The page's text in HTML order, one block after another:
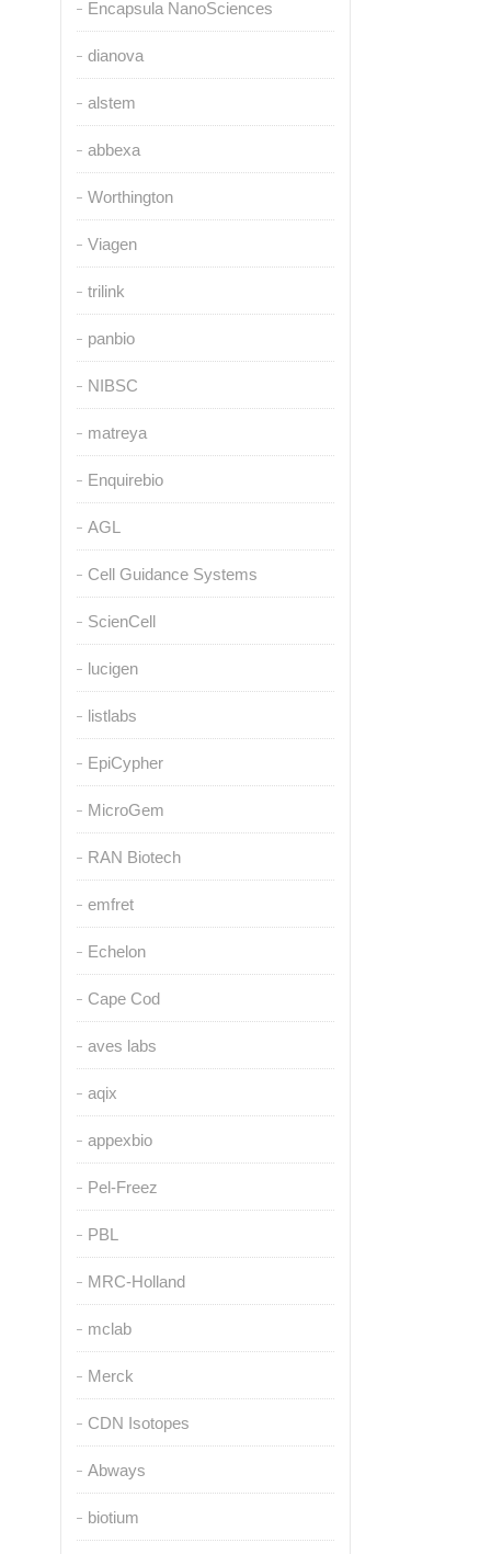
Encapsula NanoSciences
dianova
alstem
abbexa
Worthington
Viagen
trilink
panbio
NIBSC
matreya
Enquirebio
AGL
Cell Guidance Systems
ScienCell
lucigen
listlabs
EpiCypher
MicroGem
RAN Biotech
emfret
Echelon
Cape Cod
aves labs
aqix
appexbio
Pel-Freez
PBL
MRC-Holland
mclab
Merck
CDN Isotopes
Abways
biotium